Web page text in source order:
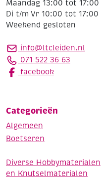
Maandag 13:00 tot
Di t/m Vr 10:00 tot 17:00
Weekend gesloten
info@ltcleiden.nl
071 522 36 63
facebook
Categorieën
Algemeen
Boetseren
Diverse Hobbymaterialen
en Knutselmaterialen